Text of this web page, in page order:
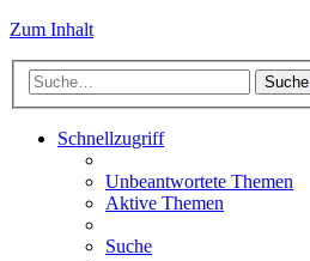
Zum Inhalt
Suche
Schnellzugriff
Unbeantwortete Themen
Aktive Themen
Suche